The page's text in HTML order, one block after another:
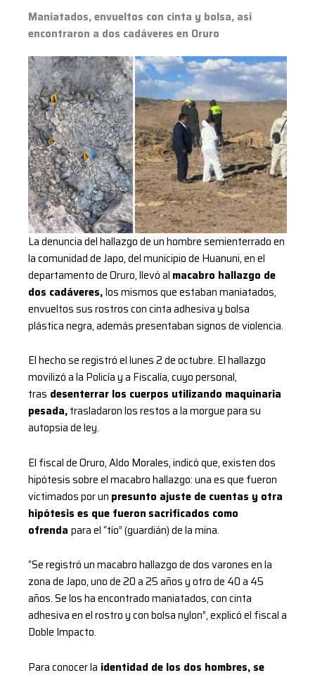
Maniatados, envueltos con cinta y bolsa, así
encontraron a dos cadáveres en Oruro
La denuncia del hallazgo de un hombre semienterrado en
la comunidad de Japo, del municipio de Huanuni, en el
departamento de Oruro, llevó al macabro hallazgo de
dos cadáveres,los mismos que estaban maniatados,
envueltos sus rostros con cinta adhesiva y bolsa
plástica negra, además presentaban signos de violencia.
El hecho se registró el lunes 2 de octubre. El hallazgo
movilizó a la Policía y a Fiscalía, cuyo personal,
tras desenterrar los cuerpos utilizando maquinaria
pesada,trasladaron los restos a la morgue para su
autopsia de ley.
El fiscal de Oruro, Aldo Morales, indicó que, existen dos
hipótesis sobre el macabro hallazgo: una es que fueron
victimados por un presunto ajuste de cuentas y otra
hipótesis es que fueron sacrificados como
ofrenda para el “tío” (guardián) de la mina.
“Se registró un macabro hallazgo de dos varones en la
zona de Japo, uno de 20 a 25 años y otro de 40 a 45
años. Se los ha encontrado maniatados, con cinta
adhesiva en el rostro y con bolsa nylon”, explicó el fiscal a
Doble Impacto.
Para conocer la identidad de los dos hombres, se